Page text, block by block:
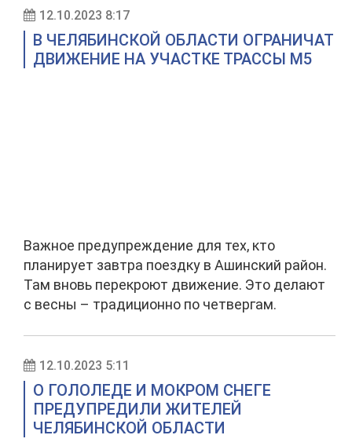
12.10.2023 8:17
В ЧЕЛЯБИНСКОЙ ОБЛАСТИ ОГРАНИЧАТ
ДВИЖЕНИЕ НА УЧАСТКЕ ТРАССЫ М5
Важное предупреждение для тех, кто
планирует завтра поездку в Ашинский район.
Там вновь перекроют движение. Это делают
с весны – традиционно по четвергам.
12.10.2023 5:11
О ГОЛОЛЕДЕ И МОКРОМ СНЕГЕ
ПРЕДУПРЕДИЛИ ЖИТЕЛЕЙ
ЧЕЛЯБИНСКОЙ ОБЛАСТИ